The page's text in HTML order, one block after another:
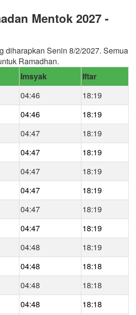
Mentok 2027 -
diharapkan Senin 8/2/2027. Semua
Ramadhan.
Imsyak
Iftar
04:46
18:19
04:46
18:19
04:47
18:19
04:47
18:19
04:47
18:19
04:47
18:19
04:47
18:19
04:47
18:19
04:48
18:19
04:48
18:18
04:48
18:18
04:48
18:18